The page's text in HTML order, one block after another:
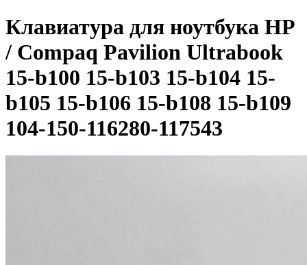
Клавиатура для ноутбука HP
/ Compaq Pavilion Ultrabook
15-b100 15-b103 15-b104 15-
b105 15-b106 15-b108 15-b109
104-150-116280-117543